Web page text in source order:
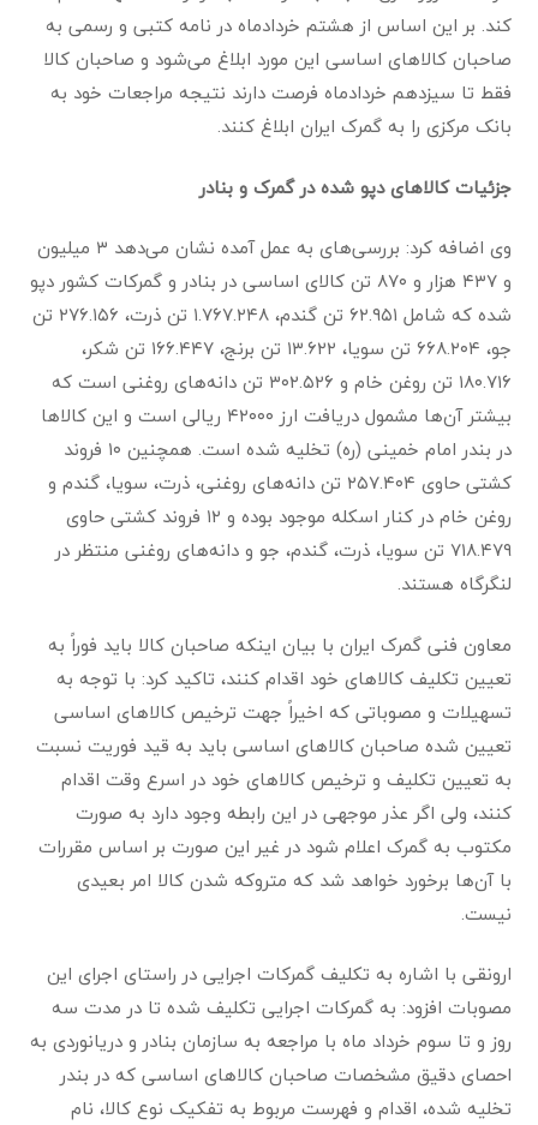
کند. بر این اساس از هشتم خردادماه در نامه کتبی و رسمی به
صاحبان کالاهای اساسی این مورد ابلاغ می‌شود و صاحبان کالا
فقط تا سیزدهم خردادماه فرصت دارند نتیجه مراجعات خود به
بانک مرکزی را به گمرک ایران ابلاغ کنند.
جزئیات کالاهای دپو شده در گمرک و بنادر
وی اضافه کرد: بررسی‌های به عمل آمده نشان می‌دهد ۳ میلیون
و ۴۳۷ هزار و ۸۷۰ تن کالای اساسی در بنادر و گمرکات کشور دپو
شده که شامل ۶۲.۹۵۱ تن گندم، ۱.۷۶۷.۲۴۸ تن ذرت، ۲۷۶.۱۵۶ تن
جو، ۶۶۸.۲۰۴ تن سویا، ۱۳.۶۲۲ تن برنج، ۱۶۶.۴۴۷ تن شکر،
۱۸۰.۷۱۶ تن روغن خام و ۳۰۲.۵۲۶ تن دانه‌های روغنی است که
بیشتر آن‌ها مشمول دریافت ارز ۴۲۰۰۰ ریالی است و این کالاها
در بندر امام خمینی (ره) تخلیه شده است. همچنین ۱۰ فروند
کشتی حاوی ۲۵۷.۴۰۴ تن دانه‌های روغنی، ذرت، سویا، گندم و
روغن خام در کنار اسکله موجود بوده و ۱۲ فروند کشتی حاوی
۷۱۸.۴۷۹ تن سویا، ذرت، گندم، جو و دانه‌های روغنی منتظر در
لنگرگاه هستند.
معاون فنی گمرک ایران با بیان اینکه صاحبان کالا باید فوراً به
تعیین تکلیف کالاهای خود اقدام کنند، تاکید کرد: با توجه به
تسهیلات و مصوباتی که اخیراً جهت ترخیص کالاهای اساسی
تعیین شده صاحبان کالاهای اساسی باید به قید فوریت نسبت
به تعیین تکلیف و ترخیص کالاهای خود در اسرع وقت اقدام
کنند، ولی اگر عذر موجهی در این رابطه وجود دارد به صورت
مکتوب به گمرک اعلام شود در غیر این صورت بر اساس مقررات
با آن‌ها برخورد خواهد شد که متروکه شدن کالا امر بعیدی
نیست.
ارونقی با اشاره به تکلیف گمرکات اجرایی در راستای اجرای این
مصوبات افزود: به گمرکات اجرایی تکلیف شده تا در مدت سه
روز و تا سوم خرداد ماه با مراجعه به سازمان بنادر و دریانوردی به
احصای دقیق مشخصات صاحبان کالاهای اساسی که در بندر
تخلیه شده، اقدام و فهرست مربوط به تفکیک نوع کالا، نام